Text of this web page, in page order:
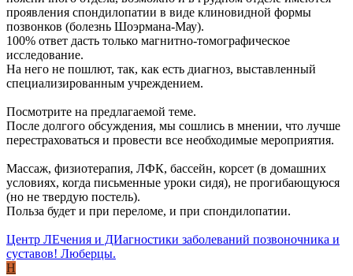
проявления спондилопатии в виде клиновидной формы
позвонков (болезнь Шоэрмана-Мау).
100% ответ дасть только магнитно-томографическое
исследование.
На него не пошлют, так, как есть диагноз, выставленный
специализированным учреждением.
Посмотрите на предлагаемой теме.
После долгого обсуждения, мы сошлись в мнении, что лучше
перестраховаться и провести все необходимые мероприятия.
Массаж, физиотерапия, ЛФК, бассейн, корсет (в домашних
условиях, когда письменные уроки сидя), не прогибающуюся
(но не твердую постель).
Польза будет и при переломе, и при спондилопатии.
Центр ЛЕчения и ДИагностики заболеваний позвоночника и
суставов! Люберцы.
Н